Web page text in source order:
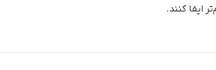
ایفا کنند.